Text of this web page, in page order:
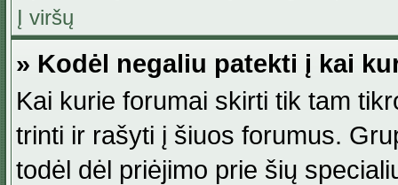
Į viršų
» Kodėl negaliu patekti į kai
Kai kurie forumai skirti tik tam
trinti ir rašyti į šiuos forumus.
todėl dėl priėjimo prie šių